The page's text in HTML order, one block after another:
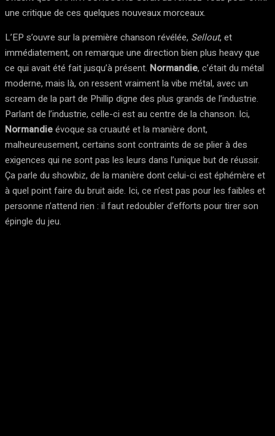
une critique de ces quelques nouveaux morceaux.
L’EP s’ouvre sur la première chanson révélée, Sellout, et
immédiatement, on remarque une direction bien plus heavy que
ce qui avait été fait jusqu’à présent. Normandie, c’était du métal
moderne, mais là, on ressent vraiment la vibe métal, avec un
scream de la part de Phillip digne des plus grands de l’industrie.
Parlant de l’industrie, celle-ci est au centre de la chanson. Ici,
Normandieévoque sa cruauté et la manière dont,
malheureusement, certains sont contraints de se plier à des
exigences qui ne sont pas les leurs dans l’unique but de réussir.
Ça parle du showbiz, de la manière dont celui-ci est éphémère et
à quel point faire du bruit aide. Ici, ce n’est pas pour les faibles et
personne n’attend rien : il faut redoubler d’efforts pour tirer son
épingle du jeu.